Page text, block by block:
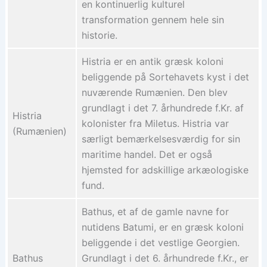
en kontinuerlig kulturel
transformation gennem hele sin
historie.
Histria
(Rumænien)
Histria er en antik græsk koloni
beliggende på Sortehavets kyst i det
nuværende Rumænien. Den blev
grundlagt i det 7. århundrede f.Kr. af
kolonister fra Miletus. Histria var
særligt bemærkelsesværdig for sin
maritime handel. Det er også
hjemsted for adskillige arkæologiske
fund.
Bathus
Bathus, et af de gamle navne for
nutidens Batumi, er en græsk koloni
beliggende i det vestlige Georgien.
Grundlagt i det 6. århundrede f.Kr., er